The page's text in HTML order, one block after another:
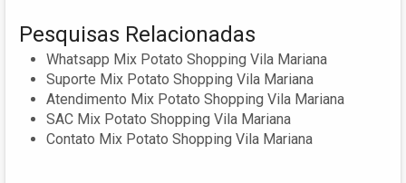
Pesquisas Relacionadas
Whatsapp Mix Potato Shopping Vila Mariana
Suporte Mix Potato Shopping Vila Mariana
Atendimento Mix Potato Shopping Vila Mariana
SAC Mix Potato Shopping Vila Mariana
Contato Mix Potato Shopping Vila Mariana